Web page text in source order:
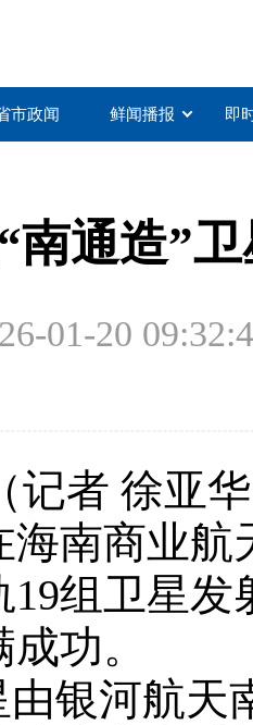
市政闻 鲜闻播报 即
南通造”
01-20
记者 徐亚
海南商业航
19组卫星
功。
银河航天